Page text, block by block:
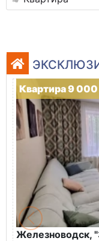
Квартира 9
Железноводск,